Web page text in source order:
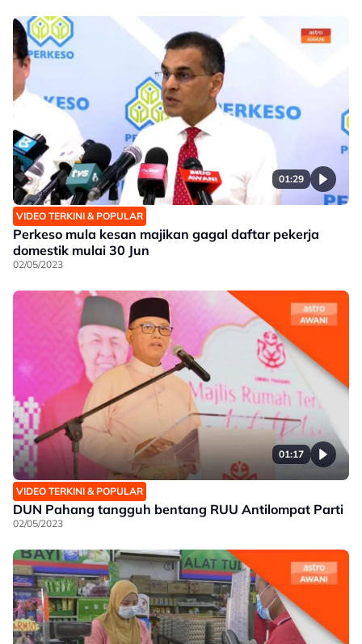
01:29
VIDEO TERKINI & POPULAR
Perkeso mula kesan majikan gagal daftar pekerja
domestik mulai 30 Jun
02/05/2023
01:17
VIDEO TERKINI & POPULAR
DUN Pahang tangguh bentang RUU Antilompat Parti
02/05/2023